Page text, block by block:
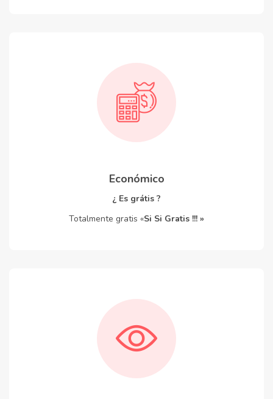
Económico
¿ Es grátis ?
Totalmente gratis «Si Si Gratis !!! »